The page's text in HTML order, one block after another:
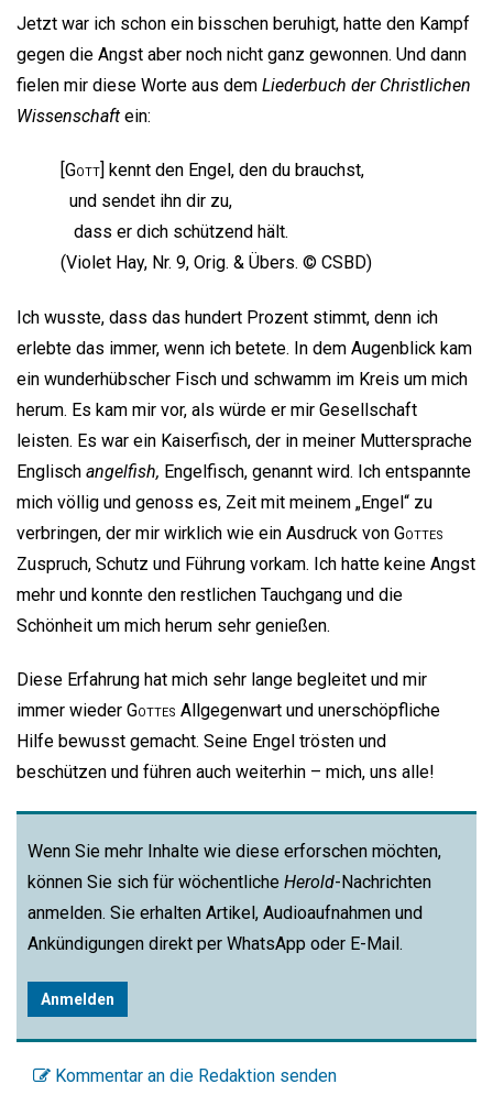
Jetzt war ich schon ein bisschen beruhigt, hatte den Kampf
gegen die Angst aber noch nicht ganz gewonnen. Und dann
fielen mir diese Worte aus dem Liederbuch der Christlichen
Wissenschaft ein:
[Gott] kennt den Engel, den du brauchst,
und sendet ihn dir zu,
dass er dich schützend hält.
(Violet Hay, Nr. 9, Orig. & Übers. © CSBD)
Ich wusste, dass das hundert Prozent stimmt, denn ich
erlebte das immer, wenn ich betete. In dem Augenblick kam
ein wunderhübscher Fisch und schwamm im Kreis um mich
herum. Es kam mir vor, als würde er mir Gesellschaft
leisten. Es war ein Kaiserfisch, der in meiner Muttersprache
Englisch angelfish, Engelfisch, genannt wird. Ich entspannte
mich völlig und genoss es, Zeit mit meinem „Engel“ zu
verbringen, der mir wirklich wie ein Ausdruck von Gottes
Zuspruch, Schutz und Führung vorkam. Ich hatte keine Angst
mehr und konnte den restlichen Tauchgang und die
Schönheit um mich herum sehr genießen.
Diese Erfahrung hat mich sehr lange begleitet und mir
immer wieder Gottes Allgegenwart und unerschöpfliche
Hilfe bewusst gemacht. Seine Engel trösten und
beschützen und führen auch weiterhin – mich, uns alle!
Wenn Sie mehr Inhalte wie diese erforschen möchten,
können Sie sich für wöchentliche Herold-Nachrichten
anmelden. Sie erhalten Artikel, Audioaufnahmen und
Ankündigungen direkt per WhatsApp oder E-Mail.
Anmelden
Kommentar an die Redaktion senden